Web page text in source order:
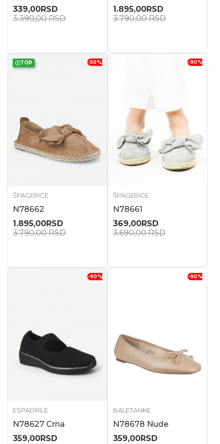
339,00RSD
3.390,00RSD
1.895,00RSD
3.790,00RSD
TOP -50%
ŠPAGERICE
N78662
1.895,00RSD
3.790,00RSD
-90%
ŠPAGERICE
N78661
369,00RSD
3.690,00RSD
-90%
ESPADRILE
N78627 Crna
359,00RSD
-90%
BALETANKE
N78678 Nude
359,00RSD